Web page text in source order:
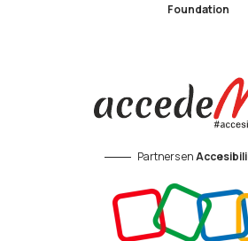
Foundation
Partners en